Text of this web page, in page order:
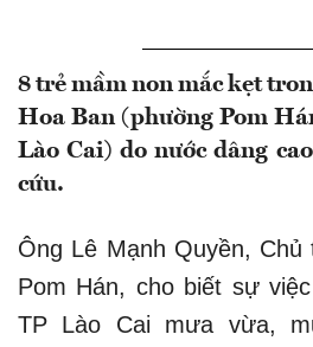
8 trẻ mầm non mắc kẹt
Hoa Ban (phường Pom
Lào Cai) do nước dâng
cứu.
Ông Lê Mạnh Quyền, Chủ
Pom Hán, cho biết sự
TP Lào Cai mưa vừa,